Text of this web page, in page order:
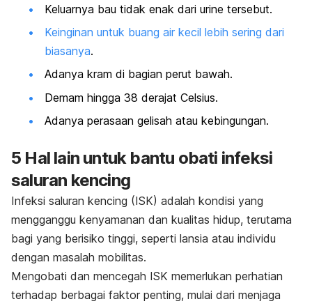
Keluarnya bau tidak enak dari urine tersebut.
Keinginan untuk buang air kecil lebih sering dari
biasanya.
Adanya kram di bagian perut bawah.
Demam hingga 38 derajat Celsius.
Adanya perasaan gelisah atau kebingungan.
5 Hal lain untuk bantu obati infeksi
saluran kencing
Infeksi saluran kencing (ISK) adalah kondisi yang
mengganggu kenyamanan dan kualitas hidup, terutama
bagi yang berisiko tinggi, seperti lansia atau individu
dengan masalah mobilitas.
Mengobati dan mencegah ISK memerlukan perhatian
terhadap berbagai faktor penting, mulai dari menjaga